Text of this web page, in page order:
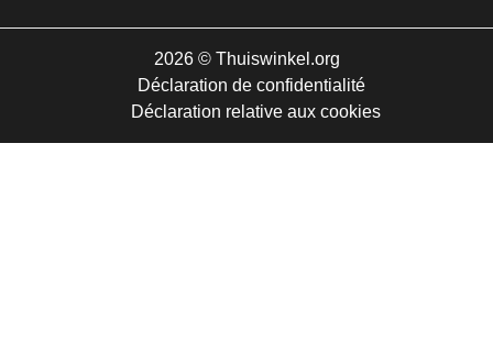
2026 ©Thuiswinkel.org
Déclaration de confidentialité
Déclaration relative aux cookies